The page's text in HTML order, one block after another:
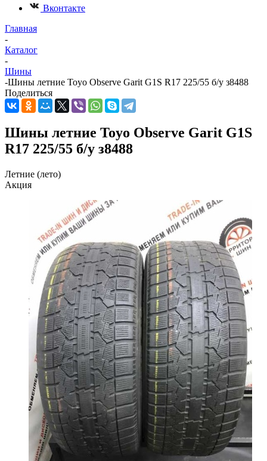
Вконтакте
Главная
-
Каталог
-
Шины
-Шины летние Toyo Observe Garit G1S R17 225/55 б/у з8488
Поделиться
Шины летние Toyo Observe Garit G1S
R17 225/55 б/у з8488
Летние (лето)
Акция